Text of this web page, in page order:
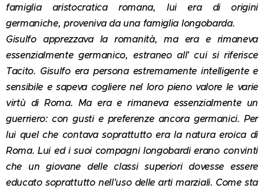
famiglia aristocratica romana, lui era di origini
germaniche, proveniva da una famiglia longobarda.
Gisulfo apprezzava la romanità, ma era e rimaneva
essenzialmente germanico, estraneo all' cui si riferisce
Tacito. Gisulfo era persona estremamente intelligente e
sensibile e sapeva cogliere nel loro pieno valore le varie
virtù di Roma. Ma era e rimaneva essenzialmente un
guerriero: con gusti e preferenze ancora germanici. Per
lui quel che contava soprattutto era la natura eroica di
Roma. Lui ed i suoi compagni longobardi erano convinti
che un giovane delle classi superiori dovesse essere
educato soprattutto nell'uso delle arti marziali. Come sta